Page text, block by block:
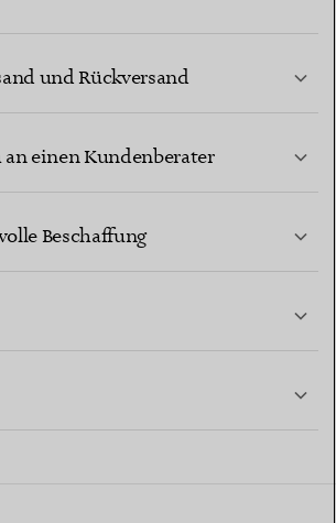
und Rückversand
an einen Kundenberater
Beschaffung